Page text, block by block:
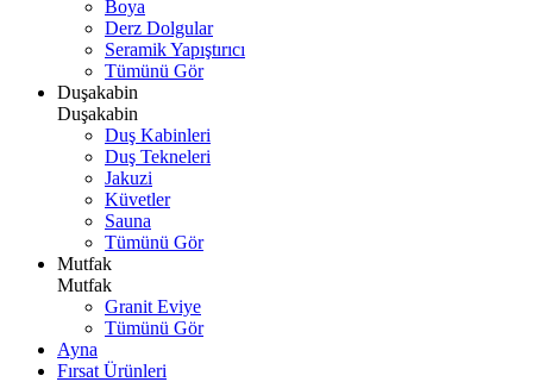
Boya
Derz Dolgular
Seramik Yapıştırıcı
Tümünü Gör
Duşakabin
Duşakabin
Duş Kabinleri
Duş Tekneleri
Jakuzi
Küvetler
Sauna
Tümünü Gör
Mutfak
Mutfak
Granit Eviye
Tümünü Gör
Ayna
Fırsat Ürünleri